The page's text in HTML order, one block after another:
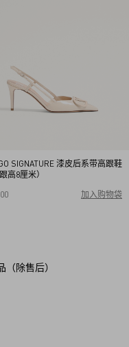
36
SIGNATURE 漆皮后系带高跟鞋
高8厘米）
加入购物袋
除售后）